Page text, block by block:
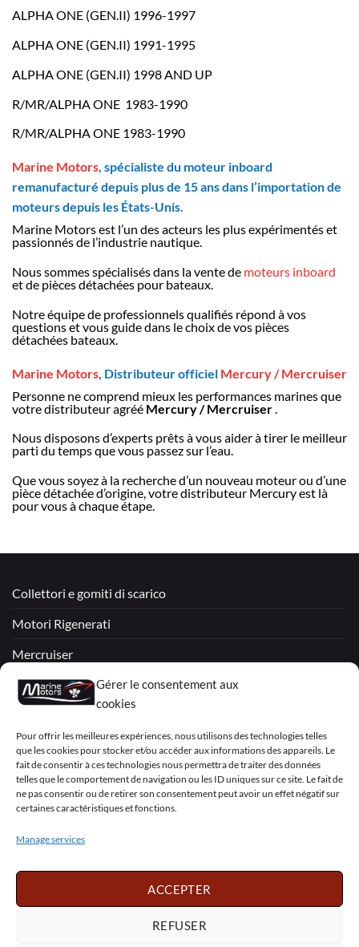
Gérer le consentement aux
cookies
Pour offrir les meilleures expériences, nous utilisons des technologies telles
que les cookies pour stocker et/ou accéder aux informations des appareils. Le
fait de consentir à ces technologies nous permettra de traiter des données
telles que le comportement de navigation ou les ID uniques sur ce site. Le fait de
ne pas consentir ou de retirer son consentement peut avoir un effet négatif sur
certaines caractéristiques et fonctions.
Manage services
ACCEPTER
REFUSER
ALPHA ONE (GEN.II) 1996-1997
ALPHA ONE (GEN.II) 1991-1995
ALPHA ONE (GEN.II) 1998 AND UP
R/MR/ALPHA ONE 1983-1990
R/MR/ALPHA ONE 1983-1990
Marine Motors, spécialiste du moteur inboard
remanufacturé depuis plus de 15 ans dans l’importation de
moteurs depuis les États-Unis.
Marine Motors est l’un des acteurs les plus expérimentés et
passionnés de l’industrie nautique.
Nous sommes spécialisés dans la vente de moteurs inboard
et de pièces détachées pour bateaux.
Notre équipe de professionnels qualifiés répond à vos
questions et vous guide dans le choix de vos pièces
détachées bateaux.
Marine Motors , Distributeur officiel Mercury / Mercruiser
Personne ne comprend mieux les performances marines que
votre distributeur agréé Mercury / Mercruiser
Nous disposons d’experts prêts à vous aider à tirer le meilleur
parti du temps que vous passez sur l’eau.
Que vous soyez à la recherche d’un nouveau moteur ou d’une
pièce détachée d’origine, votre distributeur Mercury est là
pour vous à chaque étape.
Collettori e gomiti di scarico
Motori Rigenerati
Mercruiser
VOLVO PENTA / OMC
My Account
Visa PayPal
English Deutsch